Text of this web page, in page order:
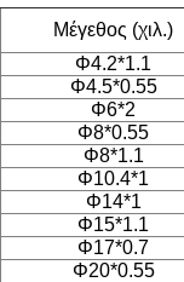
Μέγεθος (χιλ.)
Φ4.2*1.1
Φ4.5*0.55
Φ6*2
Φ8*0.55
Φ8*1.1
Φ10.4*1
Φ14*1
Φ15*1.1
Φ17*0.7
Φ20*0.55